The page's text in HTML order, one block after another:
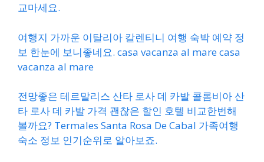
교마세요.
여행지 가까운 이탈리아 칼렌티니 여행 숙박 예약 정
보 한눈에 보니좋네요. casa vacanza al mare casa
vacanza al mare
전망좋은 테르말리스 산타 로사 데 카발 콜롬비아 산
타 로사 데 카발 가격 괜찮은 할인 호텔 비교한번해
볼까요? Termales Santa Rosa De Cabal 가족여행
숙소 정보 인기순위로 알아보죠.